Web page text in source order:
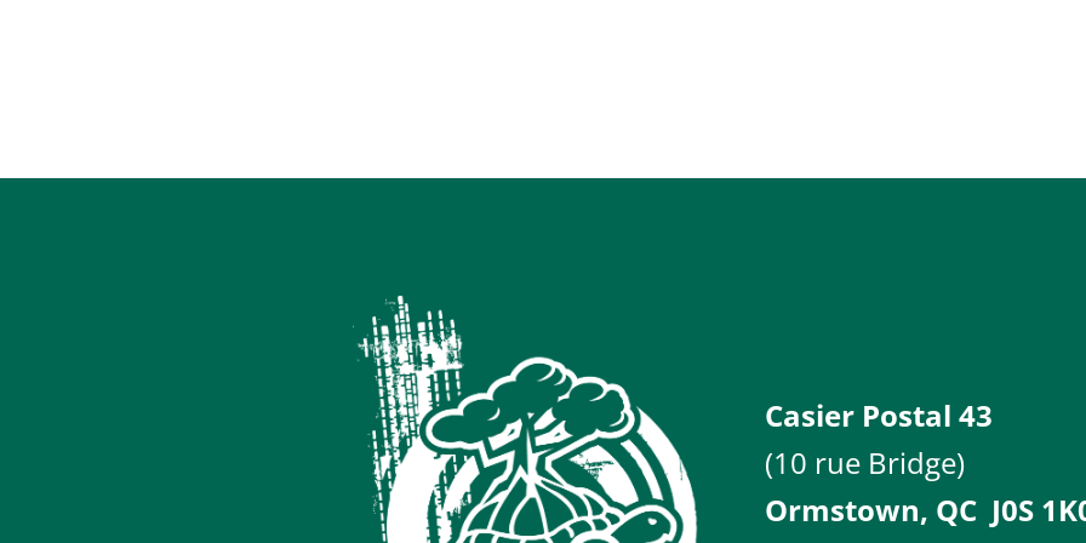
Casier Postal 43
(10 rue Bridge)
Ormstown, QC J0S